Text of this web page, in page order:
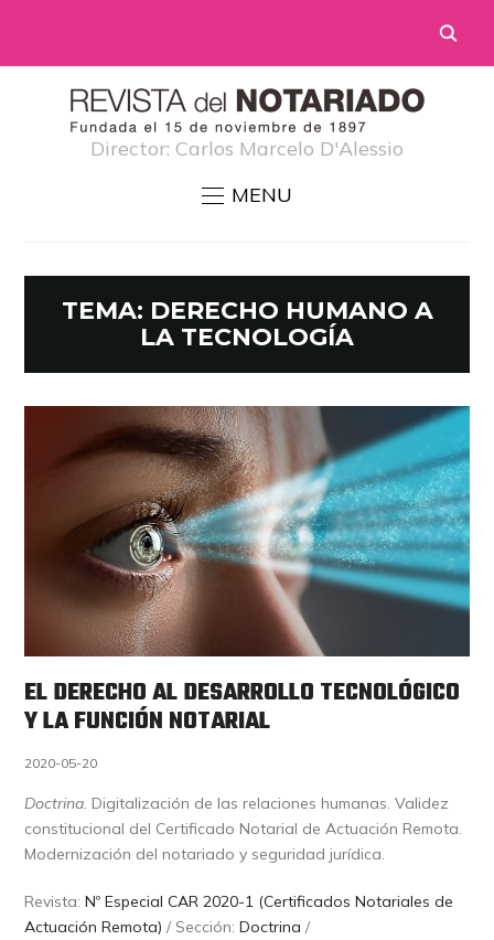
Director: Carlos Marcelo D'Alessio
MENU
TEMA: DERECHO HUMANO A
LA TECNOLOGÍA
EL DERECHO AL DESARROLLO TECNOLÓGICO
Y LA FUNCIÓN NOTARIAL
2020-05-20
Doctrina. Digitalización de las relaciones humanas. Validez
constitucional del Certificado Notarial de Actuación Remota.
Modernización del notariado y seguridad jurídica.
Revista:Nº Especial CAR 2020-1 (Certificados Notariales de
Actuación Remota) / Sección:Doctrina /